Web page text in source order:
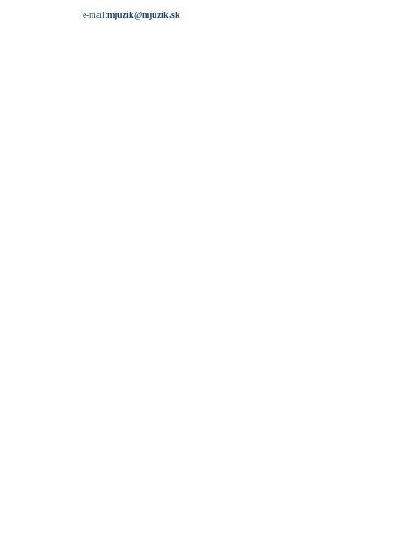
e-mail:mjuzik@mjuzik.sk